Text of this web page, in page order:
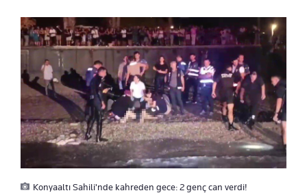
Konyaaltı Sahili'nde kahreden gece: 2 genç can verdi!